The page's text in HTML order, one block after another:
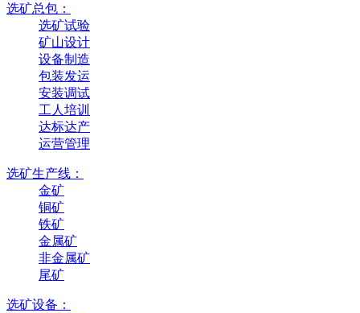
选矿总包：
选矿试验
矿山设计
设备制造
包装发运
安装调试
工人培训
达标达产
运营管理
选矿生产线：
金矿
铜矿
铁矿
金属矿
非金属矿
尾矿
选矿设备：